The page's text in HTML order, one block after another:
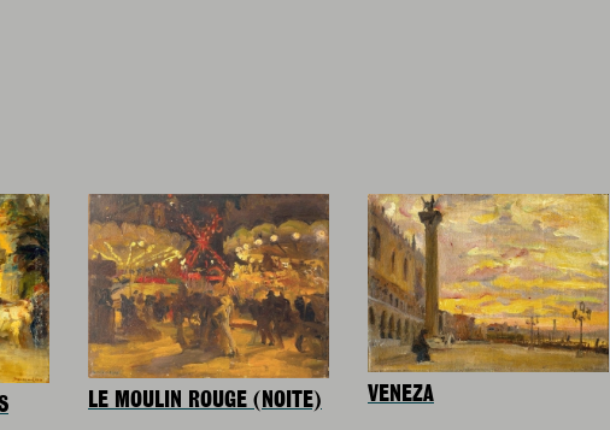
LE MOULIN ROUGE (NOITE) VENEZA